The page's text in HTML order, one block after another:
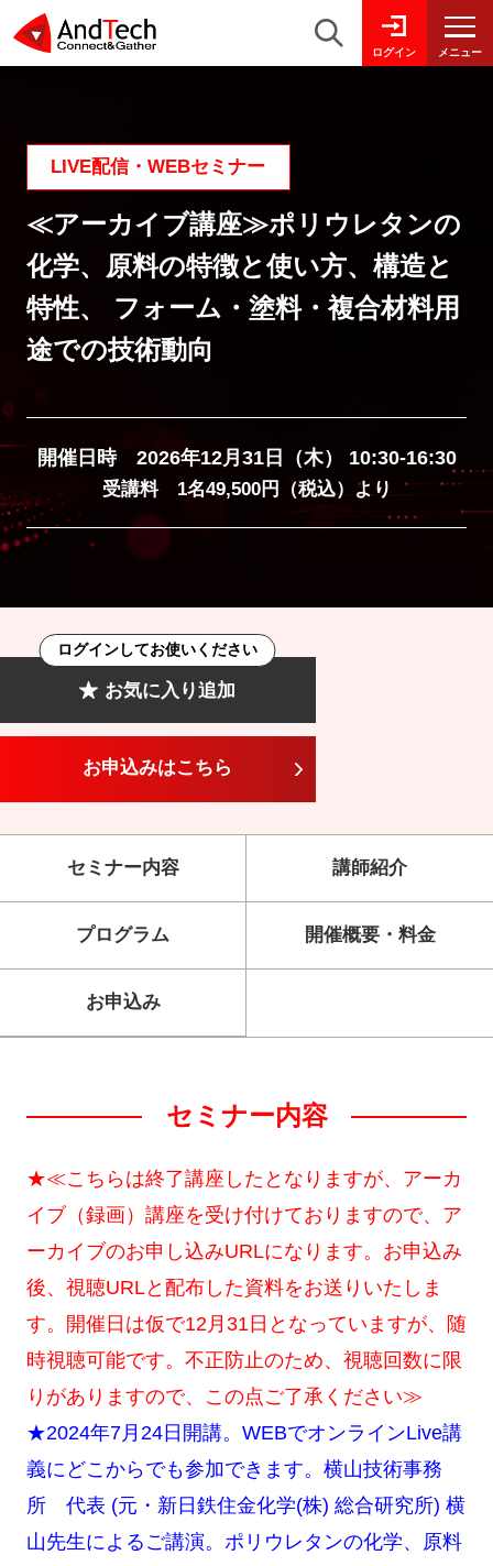
ログイン メニュー
LIVE配信・WEBセミナー
≪アーカイブ講座≫ポリウレタンの
化学、原料の特徴と使い方、構造と
特性、 フォーム・塗料・複合材料用
途での技術動向
開催日時 2026年12月31日（木） 10:30-16:30
受講料 1名49,500円（税込）より
お気に入り追加
ログインしてお使いください
お申込みはこちら
セミナー内容 講師紹介
プログラム 開催概要・料金
お申込み
セミナー内容
★≪こちらは終了講座したとなりますが、アーカ
イブ（録画）講座を受け付けておりますので、ア
ーカイブのお申し込みURLになります。お申込み
後、視聴URLと配布した資料をお送りいたしま
す。開催日は仮で12月31日となっていますが、随
時視聴可能です。不正防止のため、視聴回数に限
りがありますので、この点ご了承ください≫
★2024年7月24日開講。WEBでオンラインLive講
義にどこからでも参加できます。横山技術事務
所 代表 (元・新日鉄住金化学(株) 総合研究所) 横
山先生によるご講演。ポリウレタンの化学、原料